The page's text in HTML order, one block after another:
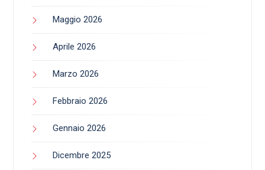
Maggio 2026
Aprile 2026
Marzo 2026
Febbraio 2026
Gennaio 2026
Dicembre 2025